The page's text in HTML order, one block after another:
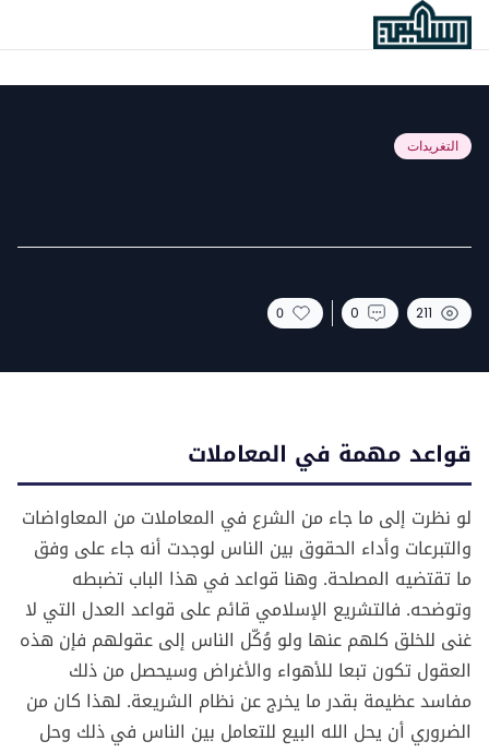
التغريدات
211
0
0
قواعد مهمة في المعاملات
لو نظرت إلى ما جاء من الشرع في المعاملات من المعاواضات
والتبرعات وأداء الحقوق بين الناس لوجدت أنه جاء على وفق
ما تقتضيه المصلحة. وهنا قواعد في هذا الباب تضبطه
وتوضحه. فالتشريع الإسلامي قائم على قواعد العدل التي لا
غنى للخلق كلهم عنها ولو وُكّل الناس إلى عقولهم فإن هذه
العقول تكون تبعا للأهواء والأغراض وسيحصل من ذلك
مفاسد عظيمة بقدر ما يخرج عن نظام الشريعة. لهذا كان من
الضروري أن يحل الله البيع للتعامل بين الناس في ذلك وحل